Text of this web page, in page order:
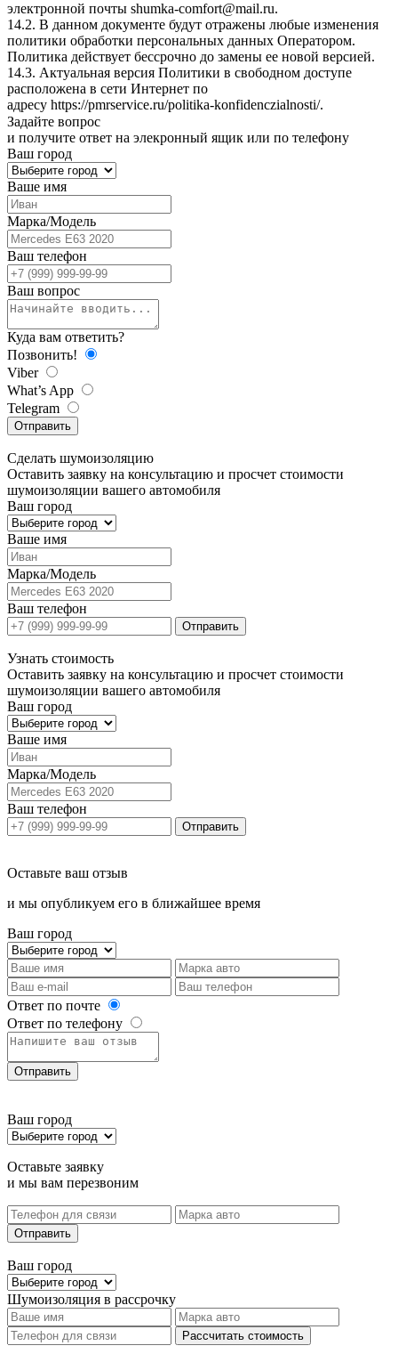
электронной почты shumka-comfort@mail.ru.
14.2. В данном документе будут отражены любые изменения
политики обработки персональных данных Оператором.
Политика действует бессрочно до замены ее новой версией.
14.3. Актуальная версия Политики в свободном доступе
расположена в сети Интернет по
адресу https://pmrservice.ru/politika-konfidenczialnosti/.
Задайте вопрос
и получите ответ на элекронный ящик или по телефону
Ваш город
Ваше имя
Марка/Модель
Ваш телефон
Ваш вопрос
Куда вам ответить?
Позвонить!
Viber
What’s App
Telegram
Отправить
Сделать шумоизоляцию
Оставить заявку на консультацию и просчет стоимости
шумоизоляции вашего автомобиля
Ваш город
Ваше имя
Марка/Модель
Ваш телефон
Отправить
Узнать стоимость
Оставить заявку на консультацию и просчет стоимости
шумоизоляции вашего автомобиля
Ваш город
Ваше имя
Марка/Модель
Ваш телефон
Отправить
Оставьте ваш отзыв
и мы опубликуем его в ближайшее время
Ваш город
Ответ по почте
Ответ по телефону
Отправить
Ваш город
Оставьте заявку
и мы вам перезвоним
Отправить
Ваш город
Шумоизоляция в рассрочку
Рассчитать стоимость